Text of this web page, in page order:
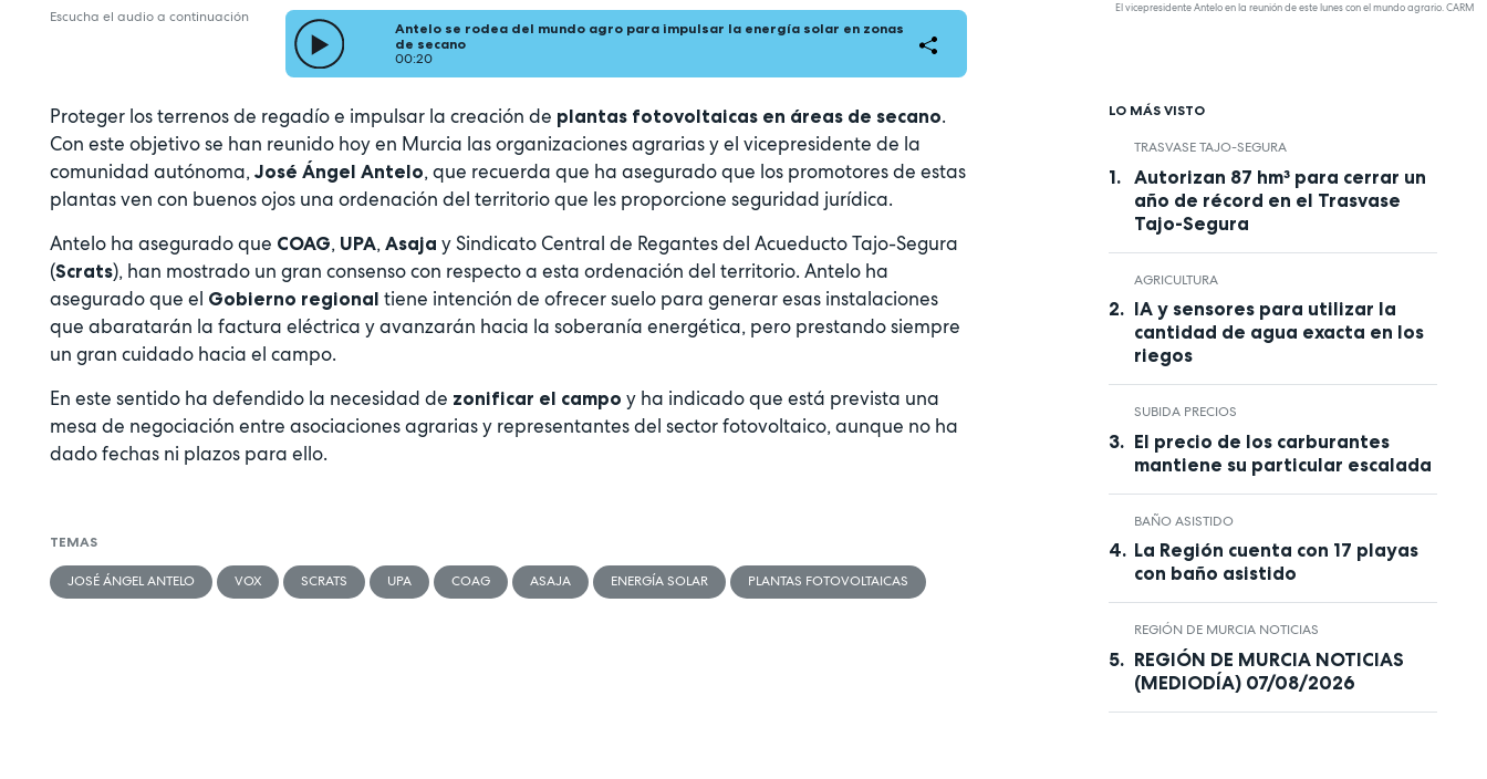
El vicepresidente Antelo en la reunión de este lunes con el mundo agrario. CARM
Escucha el audio a continuación
Antelo se rodea del mundo agro para impulsar la energía solar en zonas
de secano
00:20
Proteger los terrenos de regadío e impulsar la creación de plantas fotovoltaicas en áreas de secano.
Con este objetivo se han reunido hoy en Murcia las organizaciones agrarias y el vicepresidente de la
comunidad autónoma, José Ángel Antelo, que recuerda que ha asegurado que los promotores de estas
plantas ven con buenos ojos una ordenación del territorio que les proporcione seguridad jurídica.
Antelo ha asegurado que COAG, UPA, Asaja y Sindicato Central de Regantes del Acueducto Tajo-Segura
(Scrats), han mostrado un gran consenso con respecto a esta ordenación del territorio. Antelo ha
asegurado que el Gobierno regional tiene intención de ofrecer suelo para generar esas instalaciones
que abaratarán la factura eléctrica y avanzarán hacia la soberanía energética, pero prestando siempre
un gran cuidado hacia el campo.
En este sentido ha defendido la necesidad de zonificar el campo y ha indicado que está prevista una
mesa de negociación entre asociaciones agrarias y representantes del sector fotovoltaico, aunque no ha
dado fechas ni plazos para ello.
TEMAS
JOSÉ ÁNGEL ANTELO VOX SCRATS UPA COAG ASAJA ENERGÍA SOLAR PLANTAS FOTOVOLTAICAS
LO MÁS VISTO
TRASVASE TAJO-SEGURA
Autorizan 87 hm³ para cerrar un
año de récord en el Trasvase
Tajo-Segura
AGRICULTURA
IA y sensores para utilizar la
cantidad de agua exacta en los
riegos
SUBIDA PRECIOS
El precio de los carburantes
mantiene su particular escalada
BAÑO ASISTIDO
La Región cuenta con 17 playas
con baño asistido
REGIÓN DE MURCIA NOTICIAS
REGIÓN DE MURCIA NOTICIAS
(MEDIODÍA) 07/08/2026